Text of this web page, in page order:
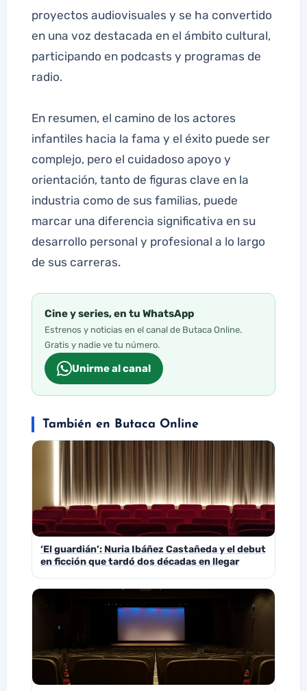
proyectos audiovisuales y se ha convertido
en una voz destacada en el ámbito cultural,
participando en podcasts y programas de
radio.
En resumen, el camino de los actores
infantiles hacia la fama y el éxito puede ser
complejo, pero el cuidadoso apoyo y
orientación, tanto de figuras clave en la
industria como de sus familias, puede
marcar una diferencia significativa en su
desarrollo personal y profesional a lo largo
de sus carreras.
Cine y series, en tu WhatsApp
Estrenos y noticias en el canal de Butaca Online.
Gratis y nadie ve tu número.
Unirme al canal
También en Butaca Online
‘El guardián’: Nuria Ibáñez Castañeda y el debut
en ficción que tardó dos décadas en llegar